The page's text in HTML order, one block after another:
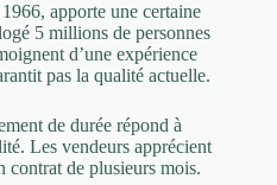
apporte une certaine
5 millions de personnes
d’une expérience
pas la qualité actuelle.
de durée répond à
Les vendeurs apprécient
contrat de plusieurs mois.